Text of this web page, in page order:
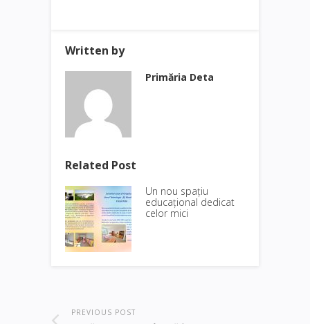
Written by
Primăria Deta
Related Post
Un nou spațiu
educațional dedicat
celor mici
PREVIOUS POST